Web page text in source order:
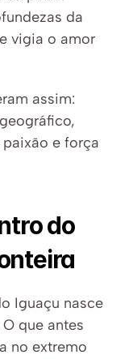
da
vigia o amor
assim:
e força
do
Iguaçu nasce
que antes
no extremo